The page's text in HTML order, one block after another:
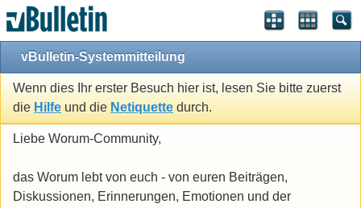
vBulletin-Systemmitteilung
Wenn dies Ihr erster Besuch hier ist, lesen Sie bitte zuerst
die Hilfe und die Netiquette durch.
Liebe Worum-Community,
das Worum lebt von euch - von euren Beiträgen,
Diskussionen, Erinnerungen, Emotionen und der